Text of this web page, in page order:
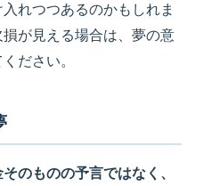
れつつあるのかもしれま
が見える場合は、夢の意
ださい。
のものの予言ではなく、